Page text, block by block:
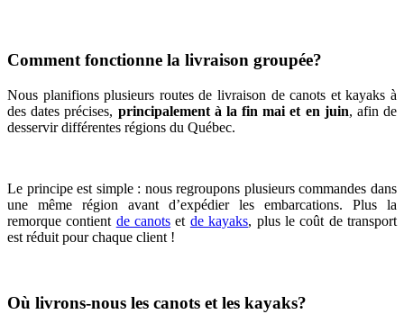
Comment fonctionne la livraison groupée?
Nous planifions plusieurs routes de livraison de canots et kayaks à
des dates précises, principalement à la fin mai et en juin, afin de
desservir différentes régions du Québec.
Le principe est simple : nous regroupons plusieurs commandes dans
une même région avant d’expédier les embarcations. Plus la
remorque contient de canots et de kayaks, plus le coût de transport
est réduit pour chaque client !
Où livrons-nous les canots et les kayaks?